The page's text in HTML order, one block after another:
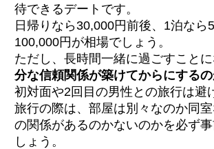
待できるデートです。
日帰りなら30,000円前後、1泊なら
100,000円が相場でしょう。
ただし、長時間一緒に過ごすことに
分な信頼関係が築けてからにするの
初対面や2回目の男性との旅行は避
旅行の際は、部屋は別々なのか同
の関係があるのかないのかを必ず
しょう。